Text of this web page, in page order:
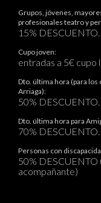
Grupos, jóvenes,
profesionales teatro y
15% DESCUENTO.
Cupo joven:
entradas a 5€ cupo
Dto. última hora (para
Arriaga):
50% DESCUENTO.
Dto. última hora para
70% DESCUENTO.
Personas con
50% DESCUENTO
acompañante)